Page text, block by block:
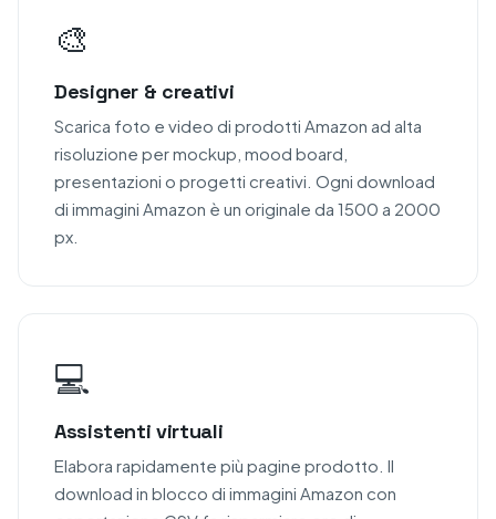
🎨
Designer & creativi
Scarica foto e video di prodotti Amazon ad alta
risoluzione per mockup, mood board,
presentazioni o progetti creativi. Ogni download
di immagini Amazon è un originale da 1500 a 2000
px.
💻
Assistenti virtuali
Elabora rapidamente più pagine prodotto. Il
download in blocco di immagini Amazon con